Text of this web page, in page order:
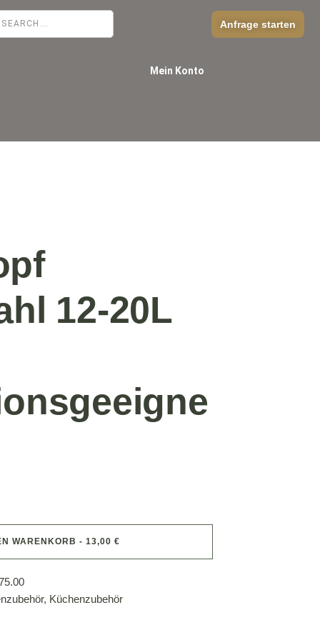
Mein Konto
Anfrage starten
12-20L
WARENKORB - 13,00 €
, Küchenzubehör